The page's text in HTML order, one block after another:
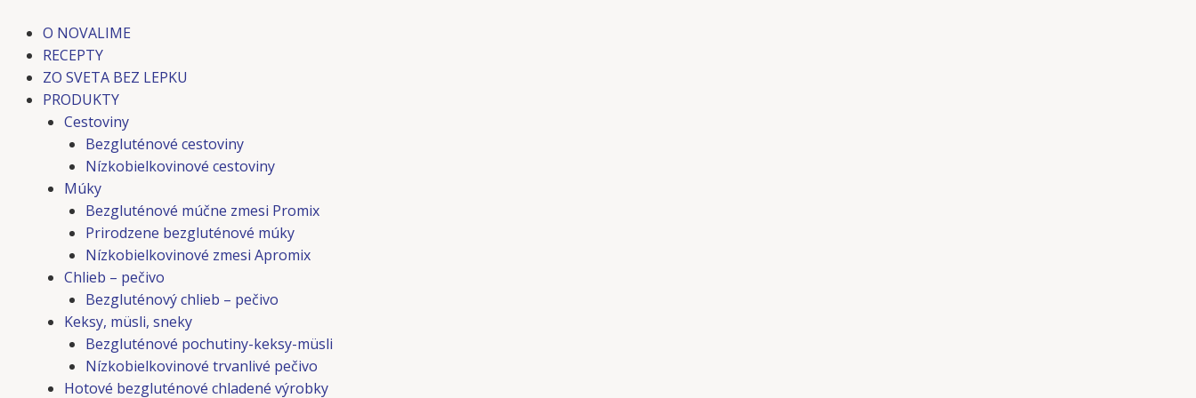
obsah
O NOVALIME
RECEPTY
ZO SVETA BEZ LEPKU
PRODUKTY
Cestoviny
Bezgluténové cestoviny
Nízkobielkovinové cestoviny
Múky
Bezgluténové múčne zmesi Promix
Prirodzene bezgluténové múky
Nízkobielkovinové zmesi Apromix
Chlieb – pečivo
Bezgluténový chlieb – pečivo
Keksy, müsli, sneky
Bezgluténové pochutiny-keksy-müsli
Nízkobielkovinové trvanlivé pečivo
Hotové bezgluténové chladené výrobky
navigation
navigation